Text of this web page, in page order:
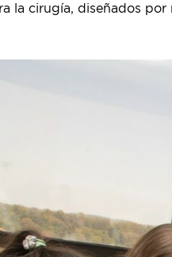
la cirugía, diseñados